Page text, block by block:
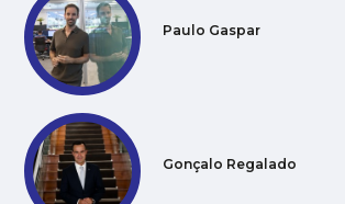
Paulo Gaspar
Gonçalo Regalado